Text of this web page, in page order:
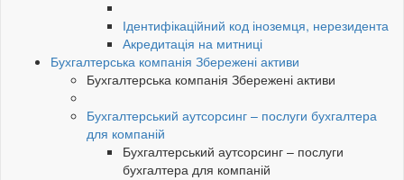
Ідентифікаційний код іноземця, нерезидента
Акредитація на митниці
Бухгалтерська компанія Збережені активи
Бухгалтерська компанія Збережені активи
Бухгалтерський аутсорсинг – послуги бухгалтера
для компаній
Бухгалтерський аутсорсинг – послуги
бухгалтера для компаній